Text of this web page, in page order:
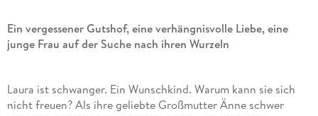
Ein vergessener Gutshof, eine verhängnisvolle Liebe, eine
junge Frau auf der Suche nach ihren Wurzeln
Laura ist schwanger. Ein Wunschkind. Warum kann sie sich
nicht freuen? Als ihre geliebte Großmutter Änne schwer